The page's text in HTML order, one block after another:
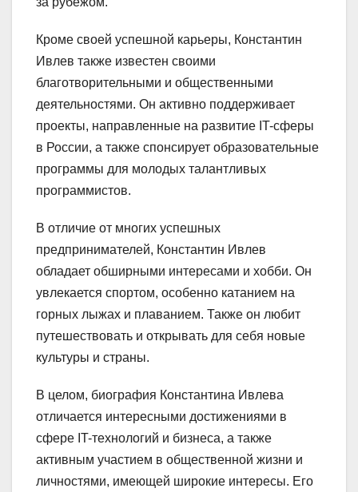
Кроме своей успешной карьеры, Константин
Ивлев также известен своими
благотворительными и общественными
деятельностями. Он активно поддерживает
проекты, направленные на развитие IT-сферы
в России, а также спонсирует образовательные
программы для молодых талантливых
программистов.
В отличие от многих успешных
предпринимателей, Константин Ивлев
обладает обширными интересами и хобби. Он
увлекается спортом, особенно катанием на
горных лыжах и плаванием. Также он любит
путешествовать и открывать для себя новые
культуры и страны.
В целом, биография Константина Ивлева
отличается интересными достижениями в
сфере IT-технологий и бизнеса, а также
активным участием в общественной жизни и
личностями, имеющей широкие интересы. Его